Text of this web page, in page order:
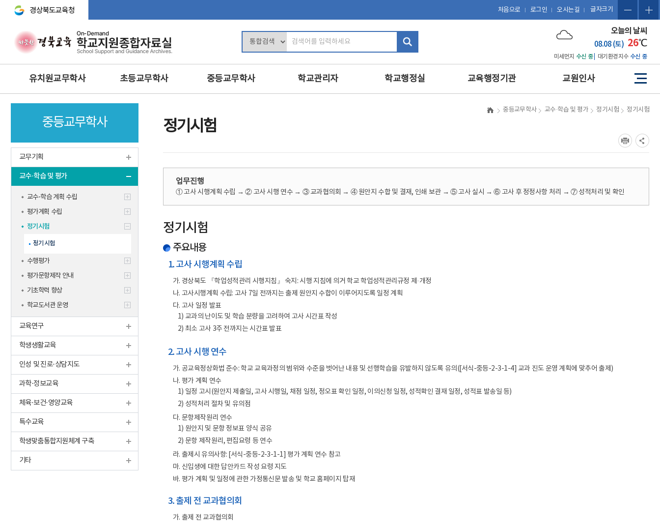
경상북도교육청 바로가기 글자크기
처음으로 로그인 오시는길
검
색
입
오늘의 날씨
08.08 (토) 26℃
미세먼지 수신 중 대기환경지수 수신 중
뉴
사
맵
유치원교무학사
교무기획
방과후과정 • 돌봄
정보 및 홍보
유아특수교육
초등교무학사
교무학적
교육과정
생활‧안전‧체험활동‧방
과후‧초등돌봄‧교육
과학 · 정보 · 환경 · 예체능
보건교육
중등교무학사
교수·학습 및 평가
교육연구
과학·정보교육
체육·보건·영양교육
특수교육
학생맞춤통합지원체계 구축
학교관리자
교직원 관리
의식·의전과 위원회
학교행정실
학교운영위원회
보수
세입세출외 현금
학교발전기금
교육행정기관
업무협약(MOU) 체결 및 계
교원인사
관련 법규
승진
평정
중등교무학사
교무기획
교수·학습 및 평가
교수-학습 계획 수립
평가계획 수립
정기시험
정기시험
수행평가
평가문항제작 안내
기초학력 향상
학교도서관 운영
교육연구
학생생활교육
인성 및 진로·상담지도
과학·정보교육
체육·보건·영양교육
특수교육
학생맞춤통합지원체계 구축
기타
중등교무학사 교수·학습 및 평가 정기시험 정기시험
정기시험
업무진행
① 고사 시행계획 수립 → ② 고사 시행 연수 → ③ 교과협의회 → ④ 원안지 수합 및 결재, 인쇄 보관 → ⑤ 고사 실시 → ⑥ 고사 후 정정사항 처리 → ⑦ 성적처리 및 확인
정기시험
주요내용
1. 고사 시행계획 수립
가. 경상북도 『학업성적관리 시행지침』 숙지: 시행 지침에 의거 학교 학업성적관리규정 제·개정
나. 고사시행계획 수립: 고사 7일 전까지는 출제 원안지 수합이 이루어지도록 일정 계획
다. 고사 일정 발표
1) 교과의 난이도 및 학습 분량을 고려하여 고사 시간표 작성
2) 최소 고사 3주 전까지는 시간표 발표
2. 고사 시행 연수
가. 공교육정상화법 준수: 학교 교육과정의 범위와 수준을 벗어난 내용 및 선행학습을 유발하지 않도록 유의([서식-중등-2-3-1-4] 교과 진도 운영 계획에 맞추어 출제)
나. 평가 계획 연수
1) 일정 고시(원안지 제출일, 고사 시행일, 채점 일정, 정오표 확인 일정, 이의신청 일정, 성적확인 결재 일정, 성적표 발송일 등)
2) 성적처리 절차 및 유의점
다. 문항제작원리 연수
1) 원안지 및 문항 정보표 양식 공유
2) 문항 제작원리, 편집요령 등 연수
라. 출제시 유의사항: [서식-중등-2-3-1-1] 평가 계획 연수 참고
마. 신입생에 대한 답안카드 작성 요령 지도
바. 평가 계획 및 일정에 관한 가정통신문 발송 및 학교 홈페이지 탑재
3. 출제 전 교과협의회
가. 출제 전 교과협의회